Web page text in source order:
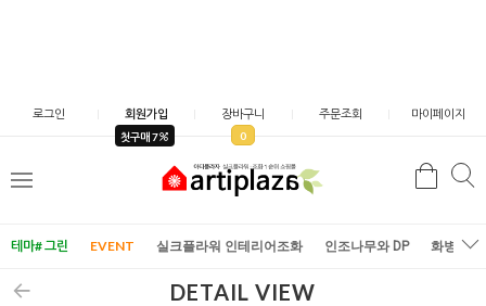
로그인 회원가입
첫구매 7
장바구니
0
주문조회 마이페이지
메
검
테마# 그린 EVENT 실크플라워 인테리어조화 인조나무와 DP 화병/화
DETAIL VIEW